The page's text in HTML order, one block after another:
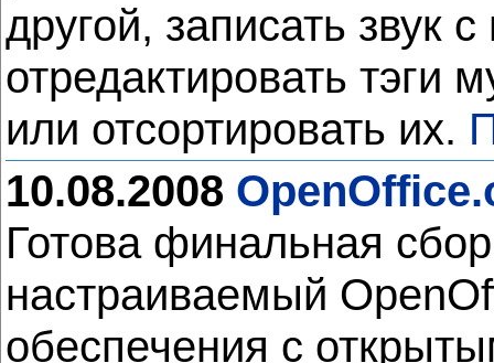
другой, записать звук
отредактировать тэги
или отсортировать их.
10.08.2008
Готова финальная
настраиваемый
обеспечения с